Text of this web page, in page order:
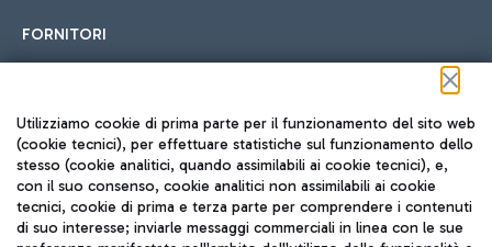
FORNITORI
Seguici sui social
Utilizziamo cookie di prima parte per il funzionamento del sito web
(cookie tecnici), per effettuare statistiche sul funzionamento dello
stesso (cookie analitici, quando assimilabili ai cookie tecnici), e,
con il suo consenso, cookie analitici non assimilabili ai cookie
tecnici, cookie di prima e terza parte per comprendere i contenuti
di suo interesse; inviarle messaggi commerciali in linea con le sue